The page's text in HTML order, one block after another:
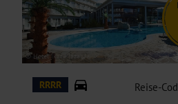
© Hotel Ikar Plaza
RRRR Reise-